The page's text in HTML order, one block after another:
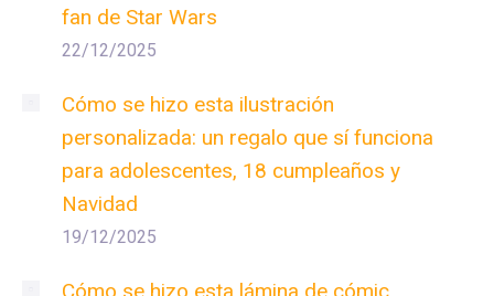
fan de Star Wars
22/12/2025
Cómo se hizo esta ilustración
personalizada: un regalo que sí funciona
para adolescentes, 18 cumpleaños y
Navidad
19/12/2025